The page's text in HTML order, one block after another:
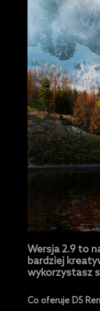
Wersja 2.9 to
bardziej
wykorzystasz
Co oferuje D5